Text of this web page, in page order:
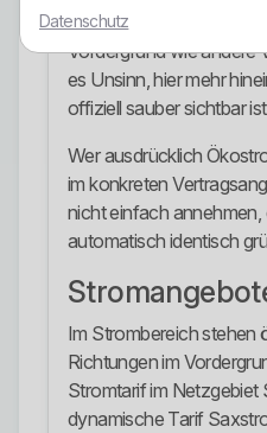
einen separat
Vordergrund wie andere
es Unsinn, hier mehr
offiziell sauber sichtbar
Wer ausdrücklich
im konkreten
nicht einfach
automatisch identisch
Im Strombereich stehen
Richtungen im
Stromtarif im Netzgebiet
dynamische Tarif
Datenschutz